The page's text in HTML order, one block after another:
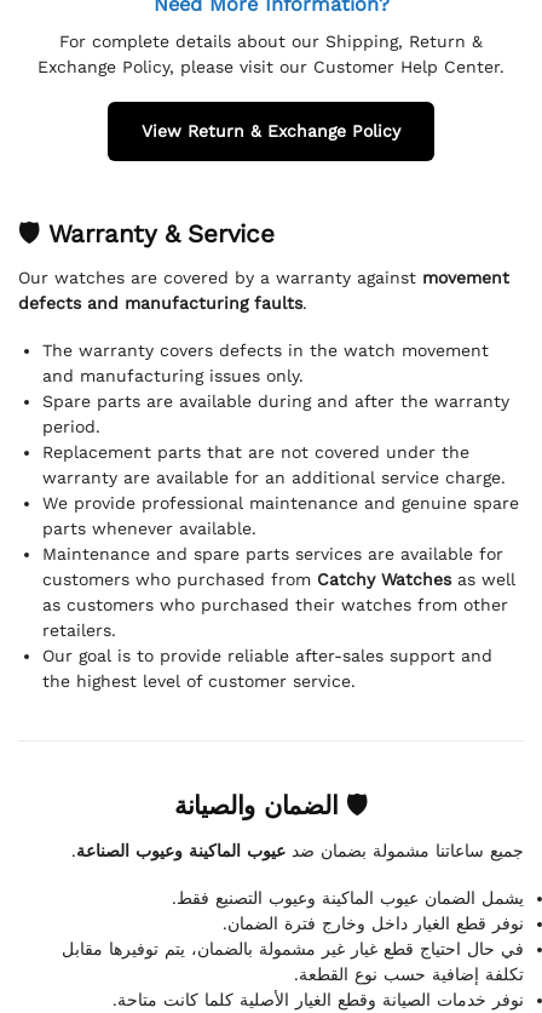
For complete details about our Shipping, Return &
Exchange Policy, please visit our Customer Help Center.
View Return & Exchange Policy
🛡 Warranty & Service
Our watches are covered by a warranty against movement
defects and manufacturing faults.
The warranty covers defects in the watch movement
and manufacturing issues only.
Spare parts are available during and after the warranty
period.
Replacement parts that are not covered under the
warranty are available for an additional service charge.
We provide professional maintenance and genuine spare
parts whenever available.
Maintenance and spare parts services are available for
customers who purchased from Catchy Watchesas well
as customers who purchased their watches from other
retailers.
Our goal is to provide reliable after-sales support and
the highest level of customer service.
🛡 الضمان والصيانة
جميع ساعاتنا مشمولة بضمان ضد عيوب الماكينة وعيوب الصناعة.
يشمل الضمان عيوب الماكينة وعيوب التصنيع فقط.
نوفر قطع الغيار داخل وخارج فترة الضمان.
في حال احتياج قطع غيار غير مشمولة بالضمان، يتم توفيرها مقابل
تكلفة إضافية حسب نوع القطعة.
نوفر خدمات الصيانة وقطع الغيار الأصلية كلما كانت متاحة.